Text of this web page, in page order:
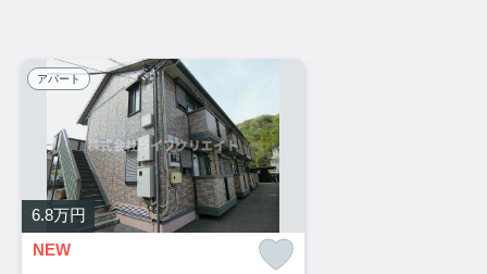
アパート
6.8万円
NEW